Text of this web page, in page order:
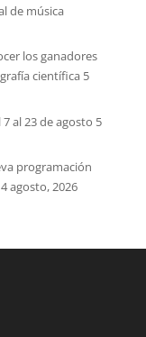
de música
los ganadores
científica 5
al 23 de agosto 5
programación
4 agosto, 2026